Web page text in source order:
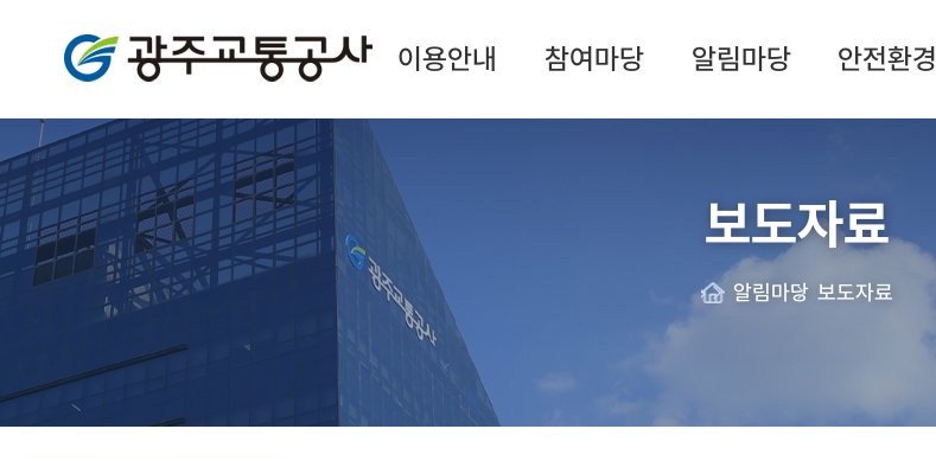
광주교통공사
이용안내 참여마당 알림마당 안전환경
보도자료
알림마당 보도자료